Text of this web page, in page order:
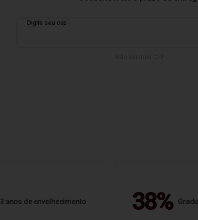
3 anos de envelhecimento 38%